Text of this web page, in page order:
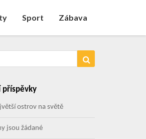
Sport Zábava
příspěvky
ostrov na světě
jsou žádané